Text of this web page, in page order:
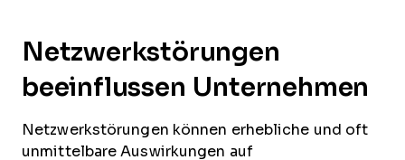
Netzwerkstörungen
beeinflussen Unternehmen
Netzwerkstörungen können erhebliche und oft
unmittelbare Auswirkungen auf